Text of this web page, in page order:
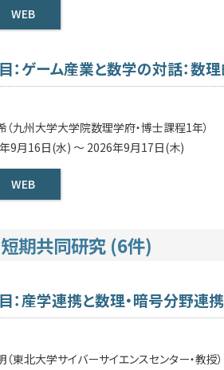
WEB
：ゲーム産業と数学の対話：数
（九州大学大学院数理学府・博士課程1年）
年9月16日(水) ～ 2026年9月17日(木)
WEB
期共同研究 (6件)
：産学連携と数理・暗号分野連
（東北大学サイバーサイエンスセンター・教授）